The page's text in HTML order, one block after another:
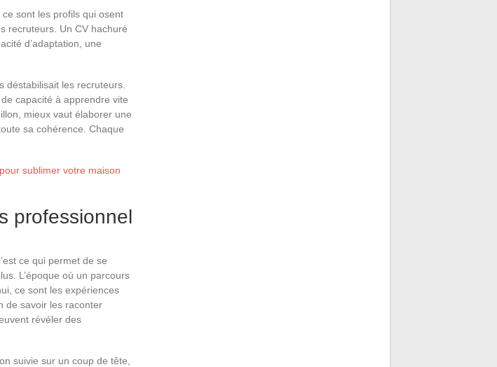
sont les profils qui osent
recruteurs. Un CV hachuré
d’adaptation, une
déstabilisait les recruteurs.
capacité à apprendre vite
mieux vaut élaborer une
sa cohérence. Chaque
sublimer votre maison
professionnel
ce qui permet de se
L’époque où un parcours
ce sont les expériences
de savoir les raconter
révéler des
suivie sur un coup de tête,